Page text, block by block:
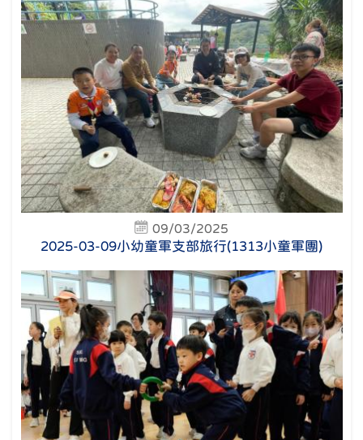
09/03/2025
2025-03-09小幼童軍支部旅行(1313小童軍團)